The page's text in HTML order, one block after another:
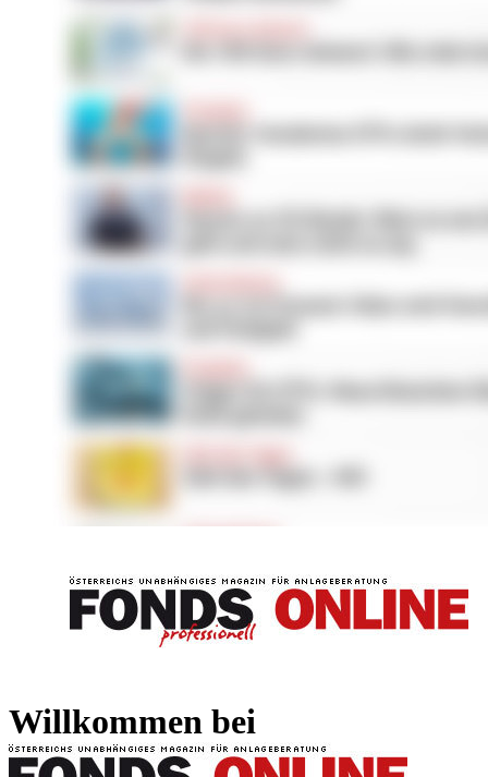
Willkommen bei